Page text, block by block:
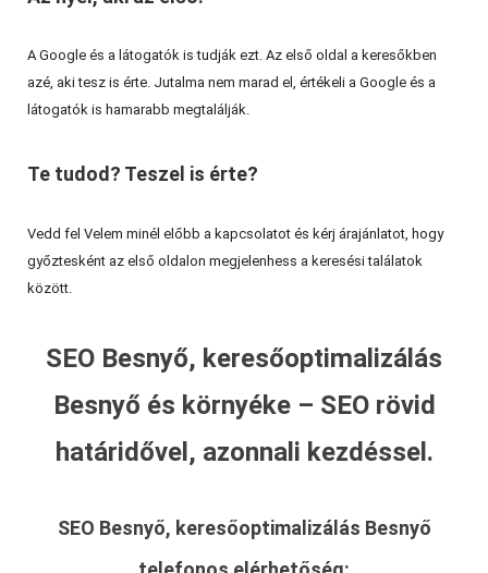
A Google és a látogatók is tudják ezt. Az első oldal a keresőkben
azé, aki tesz is érte. Jutalma nem marad el, értékeli a Google és a
látogatók is hamarabb megtalálják.
Te tudod? Teszel is érte?
Vedd fel Velem minél előbb a kapcsolatot és kérj árajánlatot, hogy
győztesként az első oldalon megjelenhess a keresési találatok
között.
SEO Besnyő, keresőoptimalizálás
Besnyő és környéke – SEO rövid
határidővel, azonnali kezdéssel.
SEO Besnyő, keresőoptimalizálás Besnyő